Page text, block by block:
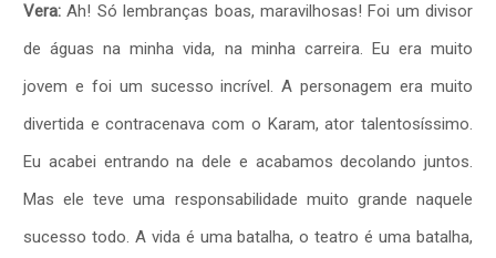
Vera:Ah! Só lembranças boas, maravilhosas! Foi um divisor
de águas na minha vida, na minha carreira. Eu era muito
jovem e foi um sucesso incrível. A personagem era muito
divertida e contracenava com o Karam, ator talentosíssimo.
Eu acabei entrando na dele e acabamos decolando juntos.
Mas ele teve uma responsabilidade muito grande naquele
sucesso todo. A vida é uma batalha, o teatro é uma batalha,